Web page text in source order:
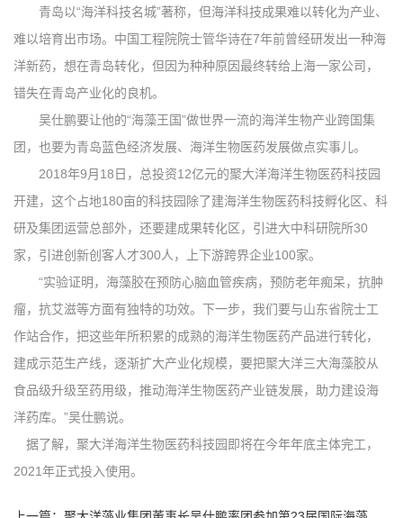
青岛以“海洋科技名城”著称，但海洋科技成果难以转化为产业、
难以培育出市场。中国工程院院士管华诗在7年前曾经研发出一种海
洋新药，想在青岛转化，但因为种种原因最终转给上海一家公司，
错失在青岛产业化的良机。
吴仕鹏要让他的“海藻王国”做世界一流的海洋生物产业跨国集
团，也要为青岛蓝色经济发展、海洋生物医药发展做点实事儿。
2018年9月18日，总投资12亿元的聚大洋海洋生物医药科技园
开建，这个占地180亩的科技园除了建海洋生物医药科技孵化区、科
研及集团运营总部外，还要建成果转化区，引进大中科研院所30
家，引进创新创客人才300人，上下游跨界企业100家。
“实验证明，海藻胶在预防心脑血管疾病，预防老年痴呆，抗肿
瘤，抗艾滋等方面有独特的功效。下一步，我们要与山东省院士工
作站合作，把这些年所积累的成熟的海洋生物医药产品进行转化，
建成示范生产线，逐渐扩大产业化规模，要把聚大洋三大海藻胶从
食品级升级至药用级，推动海洋生物医药产业链发展，助力建设海
洋药库。”吴仕鹏说。
据了解，聚大洋海洋生物医药科技园即将在今年年底主体完工，
2021年正式投入使用。